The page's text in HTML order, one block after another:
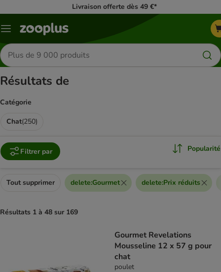
Livraison offerte dès 49 €*
Menu
Rechercher
des
produits
Résultats de
Catégorie
Chat(250)
Filtrer par Popularité
Tout supprimer delete:Gourmet delete:Prix réduits
Résultats 1 à 48 sur 169
Gourmet Revelations
Mousseline 12 x 57 g pour
chat
poulet